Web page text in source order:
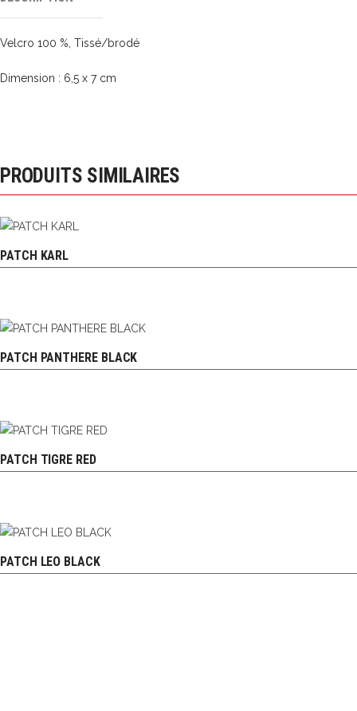
Velcro 100 %, Tissé/brodé
Dimension : 6,5 x 7 cm
PRODUITS SIMILAIRES
PATCH KARL
PATCH PANTHERE BLACK
PATCH TIGRE RED
PATCH LEO BLACK